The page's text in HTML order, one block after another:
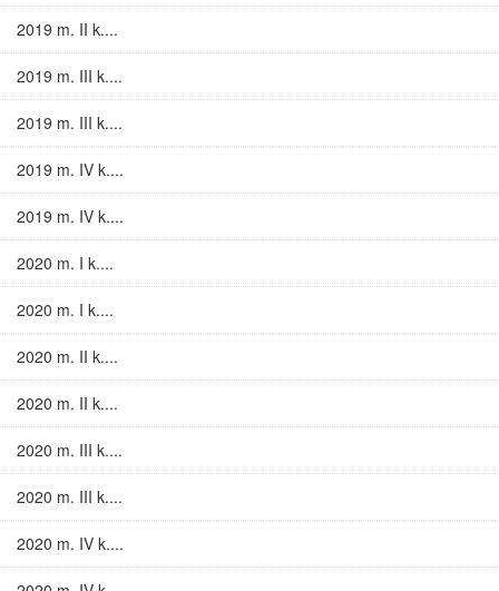
2019 m. II k....
2019 m. III k....
2019 m. III k....
2019 m. IV k....
2019 m. IV k....
2020 m. I k....
2020 m. I k....
2020 m. II k....
2020 m. II k....
2020 m. III k....
2020 m. III k....
2020 m. IV k....